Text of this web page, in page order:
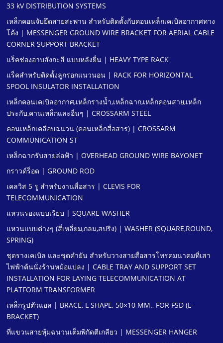
33 kV DISTRIBUTION SYSTEMS
เหล็กคอนจับยึดสายสะพาน สําหรับติดตั้งกับคอนเหล็กเคเบิลอากาศทาง
โค้ง | MESSENGER GROUND WIRE BRACKET FOR AERIAL CABLE
CORNER SUPPORT BRACKET
แร็คช่องอาบสังกะสี แบบหลังยื่น | HEAVY TYPE RACK
แร็คสําหรับติดตั้งลูกรอกแนวนอน | RACK FOR HORIZONTAL
SPOOL INSULATOR INSTALLATION
เหล็กคอนเคเบิลอากาศ,เหล็กรางนํ้า,เหล็กฉาก,เหล็กคอนสาย,เหล็ก
ประกับ,คานเหล็กและอื่นๆ | CROSSARM STEEL
คอนเหล็กเคลือบฉนวน (คอนเหล็กสื่อสาร) | CROSSARM
COMMUNICATION ST
เหล็กฉากรับสายล่อฟ้า | OVERHEAD GROUND WIRE BAYONET
กราวด์ร็อด | GROUND ROD
เคลวิส 5 รู สําหรับงานสื่อสาร | CLEVIS FOR
TELECOMMUNICATION
แหวนรองแบบเรียบ | SQUARE WASHER
แหวนแบบต่างๆ (สี่เหลี่ยม,กลม,สปริง) | WASHER (SQUARE,ROUND,
SPRING)
ชุดรางเคเบิล และชุดคํายัน สําหรับวางสายสื่อสารโทรคมนาคมที่เสา
ไฟฟ้าต้นนั่งร้านหม้อแปลง | CABLE TRAY AND SUPPORT SET
INSTALLATION FOR LAYING TELECOMMUNICATION AT
PLATFORM TRANSFORMER
เหล็กรูปตัวแอล | BRACE, L SHAPE, 50×10 MM., FOR FSD (L-
BRACKET)
ที่แขวนสายหุ้มฉนวนเต็มพิกัดตีเกลียว | MESSENGER HANGER